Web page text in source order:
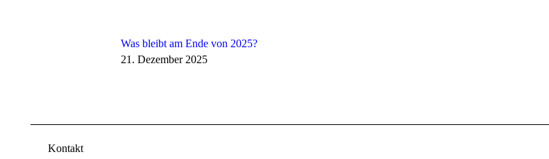
Was bleibt am Ende von 2025?
21. Dezember 2025
Kontakt